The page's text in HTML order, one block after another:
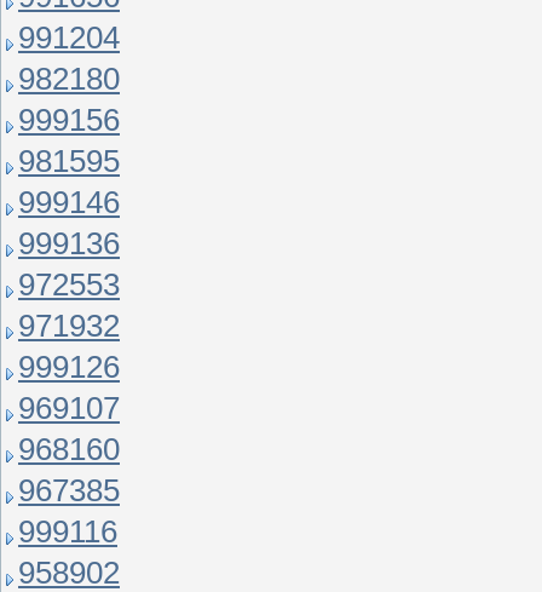
991204
982180
999156
981595
999146
999136
972553
971932
999126
969107
968160
967385
999116
958902